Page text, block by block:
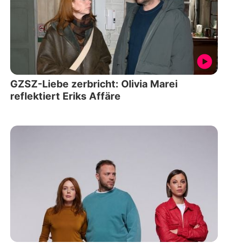
GZSZ-Liebe zerbricht: Olivia Marei
reflektiert Eriks Affäre